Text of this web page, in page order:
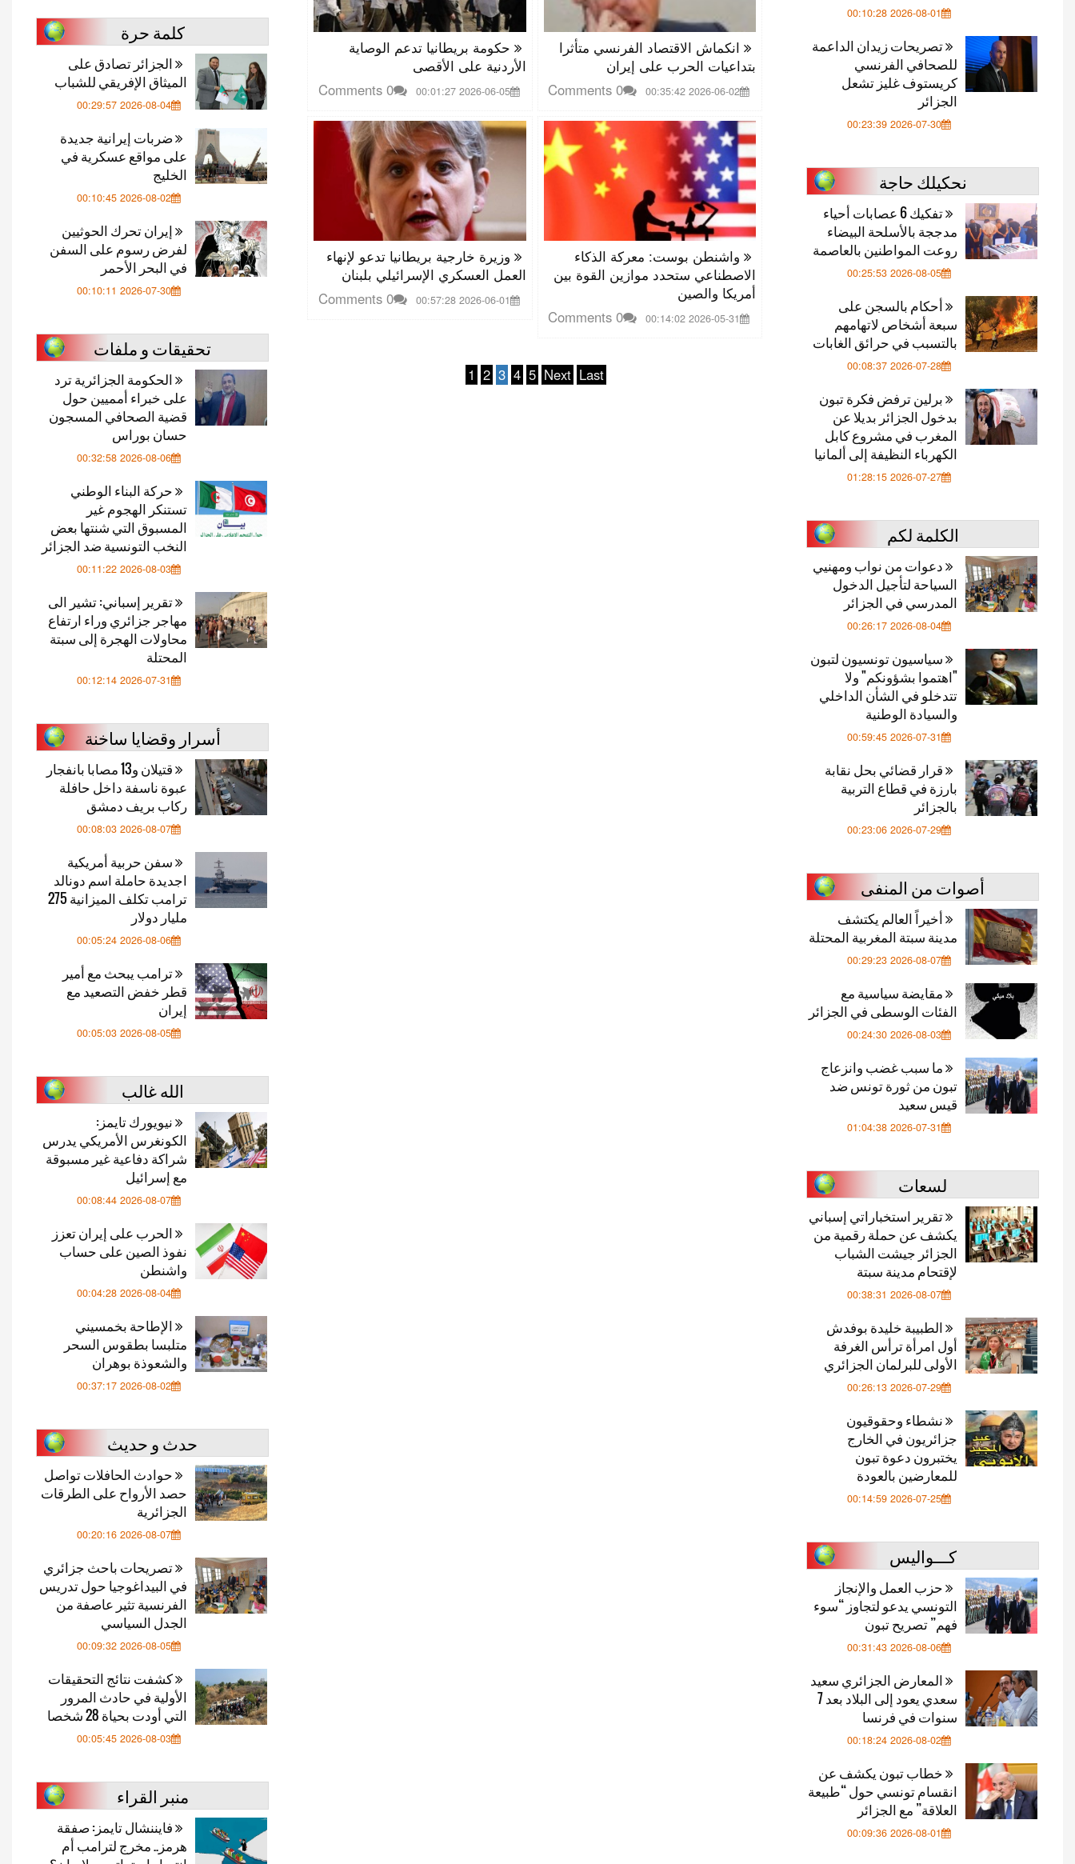
كلمة حرة
الجزائر تصادق على
الميثاق الإفريقي للشباب
2026-08-04 00:29:57
ضربات إيرانية جديدة
على مواقع عسكرية في
الخليج
2026-08-02 00:10:45
إيران تحرك الحوثيين
لفرض رسوم على السفن
في البحر الأحمر
2026-07-30 00:10:11
تحقيقات و ملفات
الحكومة الجزائرية ترد
على خبراء أمميين حول
قضية الصحافي المسجون
حسان بوراس
2026-08-06 00:32:58
حركة البناء الوطني
تستنكر الهجوم غير
المسبوق التي شنتها بعض
النخب التونسية ضد الجزائر
2026-08-03 00:11:22
تقرير إسباني: تشير الى
مهاجر جزائري وراء ارتفاع
محاولات الهجرة إلى سبتة
المحتلة
2026-07-31 00:12:14
أسرار وقضايا ساخنة
قتيلان و13 مصابا بانفجار
عبوة ناسفة داخل حافلة
ركاب بريف دمشق
2026-08-07 00:08:03
سفن حربية أمريكية
اجديدة حاملة اسم دونالد
ترامب تكلف الميزانية 275
مليار دولار
2026-08-06 00:05:24
ترامب يبحث مع أمير
قطر خفض التصعيد مع
إيران
2026-08-05 00:05:03
الله غالب
نيويورك تايمز:
الكونغرس الأمريكي يدرس
شراكة دفاعية غير مسبوقة
مع إسرائيل
2026-08-07 00:08:44
الحرب على إيران تعزز
نفوذ الصين على حساب
واشنطن
2026-08-04 00:04:28
الإطاحة بخمسيني
متلبسا بطقوس السحر
والشعوذة بوهران
2026-08-02 00:37:17
حدث و حديث
حوادث الحافلات تواصل
حصد الأرواح على الطرقات
الجزائرية
2026-08-07 00:20:16
تصريحات باحث جزائري
في البيداغوجيا حول تدريس
الفرنسية تثير عاصفة من
الجدل السياسي
2026-08-05 00:09:32
كشفت نتائج التحقيقات
الأولية في حادث المرور
التي أودت بحياة 28 شخصا
2026-08-03 00:05:45
منبر القراء
فايننشال تايمز: صفقة
هرمز.. مخرج لترامب أم
حكومة بريطانيا تدعم الوصاية
الأردنية على الأقصى
2026-06-05 00:01:27
0 Comments
انكماش الاقتصاد الفرنسي متأثرا
بتداعيات الحرب على إيران
2026-06-02 00:35:42
0 Comments
وزيرة خارجية بريطانيا تدعو لإنهاء
العمل العسكري الإسرائيلي بلبنان
2026-06-01 00:57:28
0 Comments
واشنطن بوست: معركة الذكاء
الاصطناعي ستحدد موازين القوة بين
أمريكا والصين
2026-05-31 00:14:02
0 Comments
1 2 3 4 5 Next Last
2026-08-01 00:10:28
تصريحات زيدان الداعمة
للصحافي الفرنسي
كريستوف غليز تشعل
الجزائر
2026-07-30 00:23:39
نحكيلك حاجة
تفكيك 6 عصابات أحياء
مدججة بالأسلحة البيضاء
روعت المواطنين بالعاصمة
2026-08-05 00:25:53
أحكام بالسجن على
سبعة أشخاص لاتهامهم
بالتسبب في حرائق الغابات
2026-07-28 00:08:37
برلين ترفض فكرة تبون
بدخول الجزائر بديلا عن
المغرب في مشروع كابل
الكهرباء النظيفة إلى ألمانيا
2026-07-27 01:28:15
الكلمة لكم
دعوات من نواب ومهنيي
السياحة لتأجيل الدخول
المدرسي في الجزائر
2026-08-04 00:26:17
سياسيون تونسيون لتبون
"اهتموا بشؤونكم" ولا
تتدخلو في الشأن الداخلي
والسيادة الوطنية
2026-07-31 00:59:45
قرار قضائي بحل نقابة
بارزة في قطاع التربية
بالجزائر
2026-07-29 00:23:06
أصوات من المنفى
أخيراً العالم يكتشف
مدينة سبتة المغربية المحتلة
2026-08-07 00:29:23
مقايضة سياسية مع
الفئات الوسطى في الجزائر
2026-08-03 00:24:30
ما سبب غضب وانزعاج
تبون من ثورة تونس ضد
قيس سعيد
2026-07-31 01:04:38
لسعات
تقرير استخباراتي إسباني
يكشف عن حملة رقمية من
الجزائر جيشت الشباب
لإقتحام مدينة سبتة
2026-08-07 00:38:31
الطبيبة خليدة بوفدش
أول امرأة ترأس الغرفة
الأولى للبرلمان الجزائري
2026-07-29 00:26:13
نشطاء وحقوقيون
جزائريون في الخارج
يختبرون دعوة تبون
للمعارضين بالعودة
2026-07-25 00:14:59
كـــواليس
حزب العمل والإنجاز
التونسي يدعو لتجاوز “سوء
فهم” تصريح تبون
2026-08-06 00:31:43
المعارض الجزائري سعيد
سعدي يعود إلى البلاد بعد 7
سنوات في فرنسا
2026-08-02 00:18:24
خطاب تبون يكشف عن
انقسام تونسي حول “طبيعة
العلاقة” مع الجزائر
2026-08-01 00:09:36